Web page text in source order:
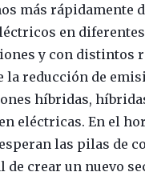
más rápidamente
en diferentes
y con distintos
la reducción de
híbridas,
eléctricas. En el
las pilas de
de crear un nuevo